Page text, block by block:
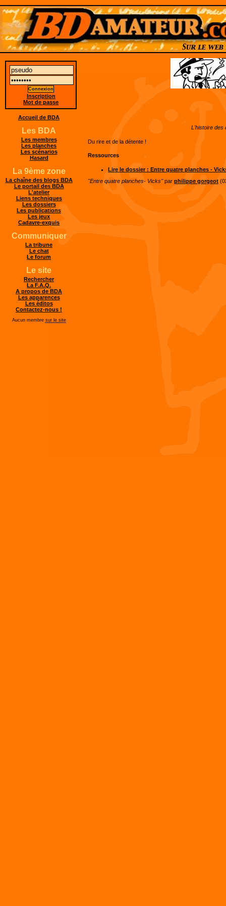
L'histoire des
Du rire et de la détente !
Ressources
Lire le dossier : Entre quatre planches -
"Entre quatre planches- Vicks"par philippe gorgeot
Inscription
Mot de passe
Accueil de BDA
Les BDA
Les membres
Les planches
Les scénarios
Hasard
La 9ème zone
La chaîne des blogs BDA
Le portail des BDA
L'atelier
Liens techniques
Les dossiers
Les publications
Les jeux
Cadavre-exquis
Communiquer
La tribune
Le chat
Le forum
Le site
Rechercher
La F.A.Q.
A propos de BDA
Les apparences
Les éditos
Contactez-nous !
Aucun membre sur le site